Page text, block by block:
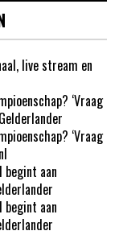
live stream en
‘Vraag
‘Vraag
begint aan
begint aan